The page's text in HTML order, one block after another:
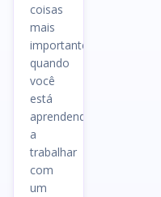
coisas
mais
importantes
quando
você
está
aprendendo
a
trabalhar
com
um